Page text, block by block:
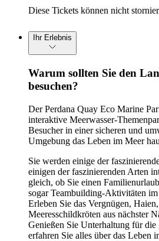
Diese Tickets können nicht
Ihr Erlebnis
Warum sollten Sie den
besuchen?
Der Perdana Quay Eco Marine
interaktive Meerwasser-
Besucher in einer sicheren und
Umgebung das Leben im Meer
Sie werden einige der
einigen der faszinierenden Arten
gleich, ob Sie einen
sogar Teambuilding-Aktivitäten
Erleben Sie das Vergnügen,
Meeresschildkröten aus nächster
Genießen Sie Unterhaltung für die
erfahren Sie alles über das Leben